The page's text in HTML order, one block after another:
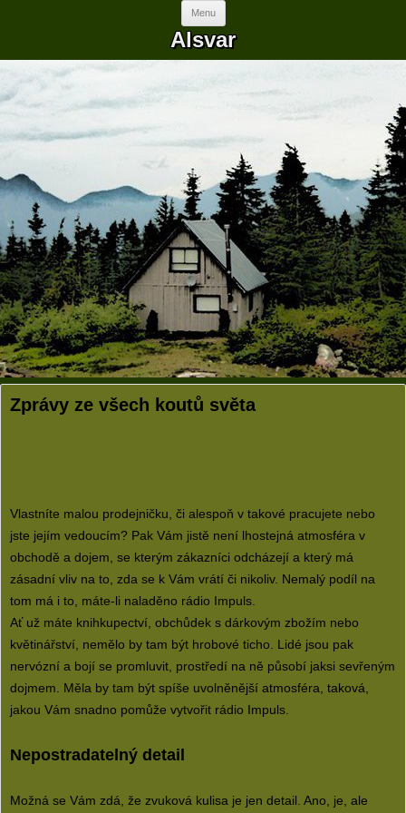
Menu Skip to content
Alsvar
Zprávy ze všech koutů světa
Vlastníte malou prodejničku, či alespoň v takové pracujete nebo
jste jejím vedoucím? Pak Vám jistě není lhostejná atmosféra v
obchodě a dojem, se kterým zákazníci odcházejí a který má
zásadní vliv na to, zda se k Vám vrátí či nikoliv. Nemalý podíl na
tom má i to, máte-li naladěno rádio Impuls.
Ať už máte knihkupectví, obchůdek s dárkovým zbožím nebo
květinářství, nemělo by tam být hrobové ticho. Lidé jsou pak
nervózní a bojí se promluvit, prostředí na ně působí jaksi sevřeným
dojmem. Měla by tam být spíše uvolněnější atmosféra, taková,
jakou Vám snadno pomůže vytvořit rádio Impuls
Nepostradatelný detail
Možná se Vám zdá, že zvuková kulisa je jen detail. Ano, je, ale